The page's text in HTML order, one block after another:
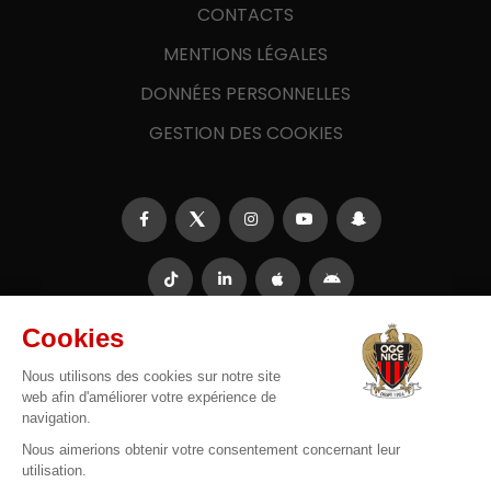
CONTACTS
MENTIONS LÉGALES
DONNÉES PERSONNELLES
GESTION DES COOKIES